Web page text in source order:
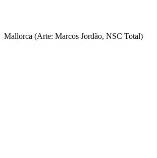
Mallorca (Arte: Marcos Jordão, NSC Total)